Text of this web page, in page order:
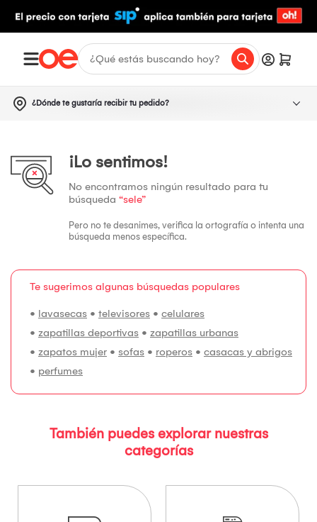
¿Dónde te gustaría recibir tu pedido?
¡Lo sentimos!
No encontramos ningún resultado para tu
búsqueda “sele”
Pero no te desanimes, verifica la ortografía o intenta una
búsqueda menos específica.
Te sugerimos algunas búsquedas populares
• lavasecas • televisores • celulares
• zapatillas deportivas • zapatillas urbanas
• zapatos mujer • sofas • roperos • casacas y abrigos
• perfumes
También puedes explorar nuestras
categorías